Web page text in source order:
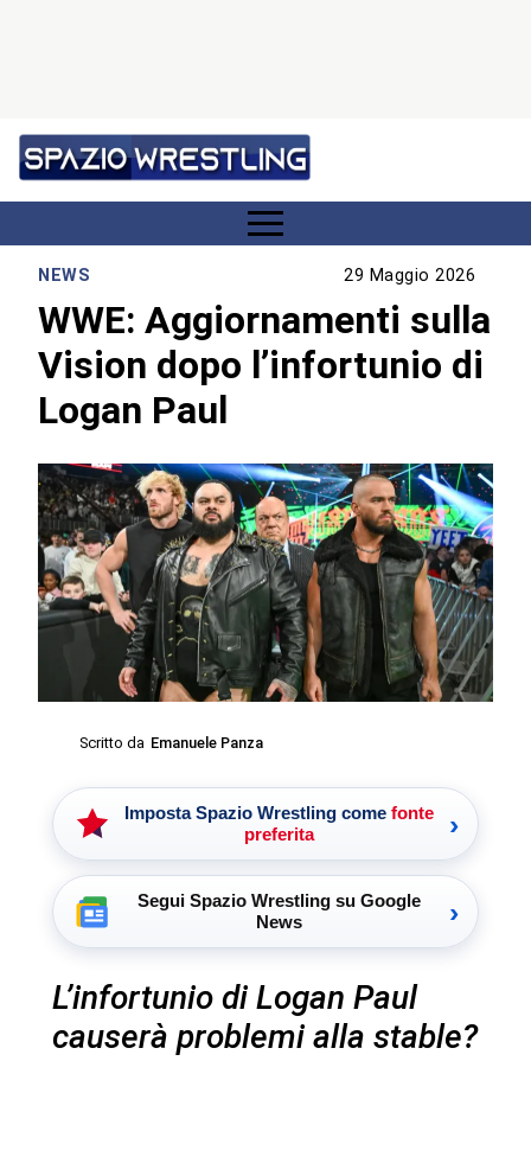
NEWS 29 Maggio 2026
WWE: Aggiornamenti sulla
Vision dopo l’infortunio di
Logan Paul
Scritto da Emanuele Panza
Imposta Spazio Wrestling come fonte
preferita
›
Segui Spazio Wrestling su Google
News
›
L’infortunio di Logan Paul
causerà problemi alla stable?